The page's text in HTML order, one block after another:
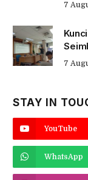
7
7
STAY IN
YouTube
WhatsApp